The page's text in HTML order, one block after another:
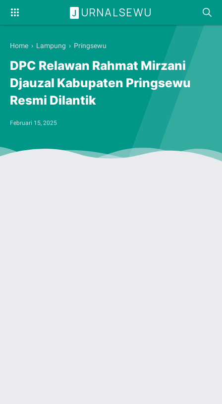
J URNALSEWU
Home › Lampung › Pringsewu
DPC Relawan Rahmat Mirzani
Djauzal Kabupaten Pringsewu
Resmi Dilantik
Februari 15, 2025